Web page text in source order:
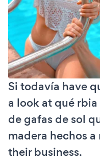
Si todavía have
a look at qué
de gafas de sol
madera hechos
their business.